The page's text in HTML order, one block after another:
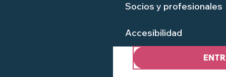
Socios y profesionales
Accesibilidad